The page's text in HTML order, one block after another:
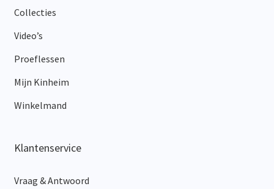
Collecties
Video’s
Proeflessen
Mijn Kinheim
Winkelmand
Klantenservice
Vraag & Antwoord